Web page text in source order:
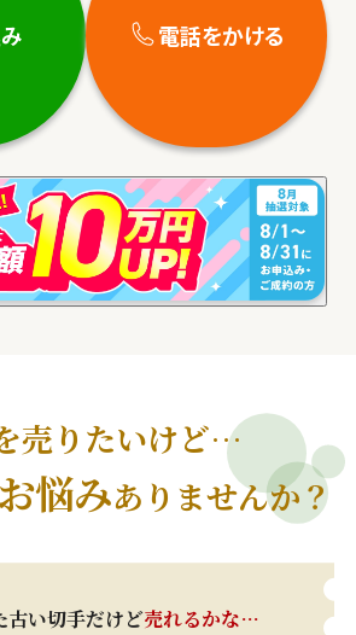
電話をかける
売りたいけど…
お悩みありませんか？
古い切手だけど売れるかな…